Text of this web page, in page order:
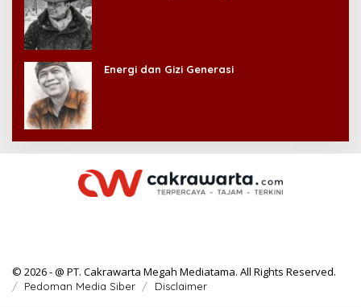
Energi dan Gizi Generasi
© 2026 - @ PT. Cakrawarta Megah Mediatama. All Rights Reserved.
Pedoman Media Siber Disclaimer